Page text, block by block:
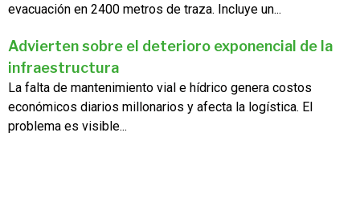
evacuación en 2400 metros de traza. Incluye un...
Advierten sobre el deterioro exponencial de la
infraestructura
La falta de mantenimiento vial e hídrico genera costos
económicos diarios millonarios y afecta la logística. El
problema es visible...